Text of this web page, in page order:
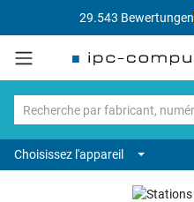
29.543 Bewertungen
Choisissez l'appareil